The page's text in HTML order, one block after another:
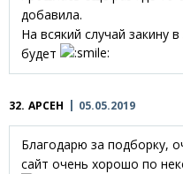
добавила.
На всякий случай закину
будет
32. АРСЕН 05.05.2019
Благодарю за подборку,
сайт очень хорошо по